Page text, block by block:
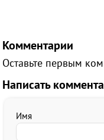
Комментарии
Оставьте первым
Написать
Имя